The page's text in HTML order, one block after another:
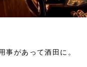
事があって酒田に。